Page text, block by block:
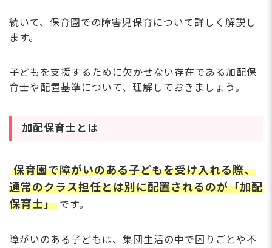
の入職も大歓迎！定員
紹介を受ける
♪
続いて、保育園での障害児保育について詳しく解説し
ます。
子どもを支援するために欠かせない存在である加配保
育士や配置基準について、理解しておきましょう。
加配保育士とは
保育園で障がいのある子どもを受け入れる際、
通常のクラス担任とは別に配置されるのが「加配
保育士」 です。
障がいのある子どもは、集団生活の中で困りごとや不